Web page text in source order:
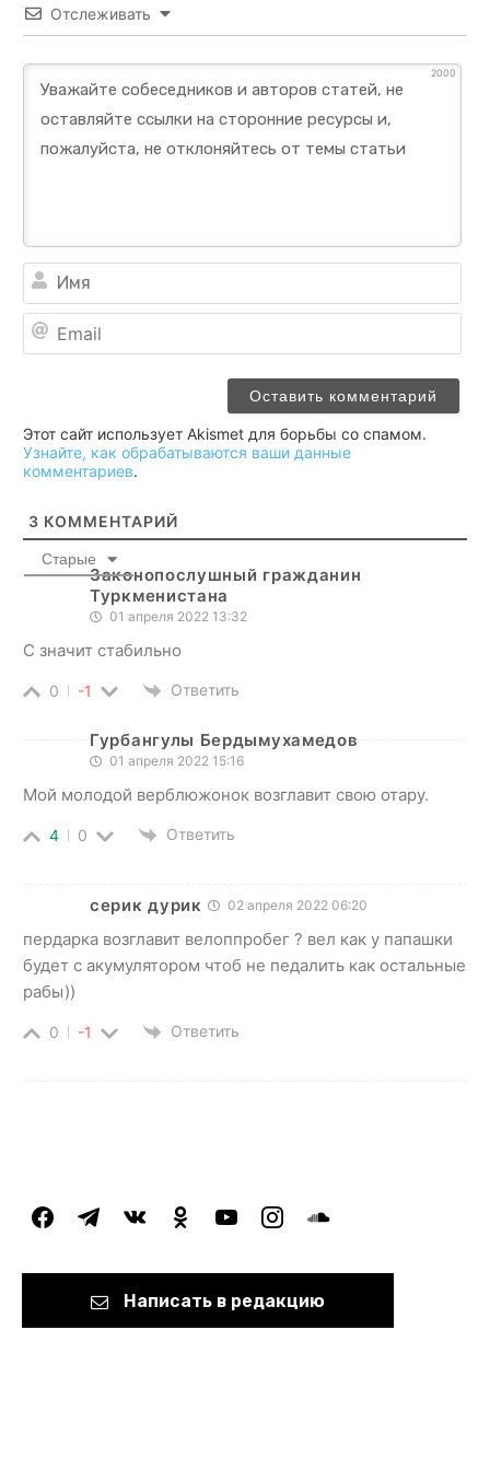
Отслеживать
2000
Этот сайт использует Akismet для борьбы со спамом.
Узнайте, как обрабатываются ваши данные
комментариев.
3 КОММЕНТАРИЙ
Старые
Законопослушный гражданин
Туркменистана
01 апреля 2022 13:32
С значит стабильно
0 -1 Ответить
Гурбангулы Бердымухамедов
01 апреля 2022 15:16
Мой молодой верблюжонок возглавит свою отару.
4 0 Ответить
серик дурик 02 апреля 2022 06:20
пердарка возглавит велоппробег ? вел как у папашки
будет с акумулятором чтоб не педалить как остальные
рабы))
0 -1 Ответить
facebooktelegramvkontakteodnoklassniki
youtubeinstagramsoundcloud
Написать в редакцию